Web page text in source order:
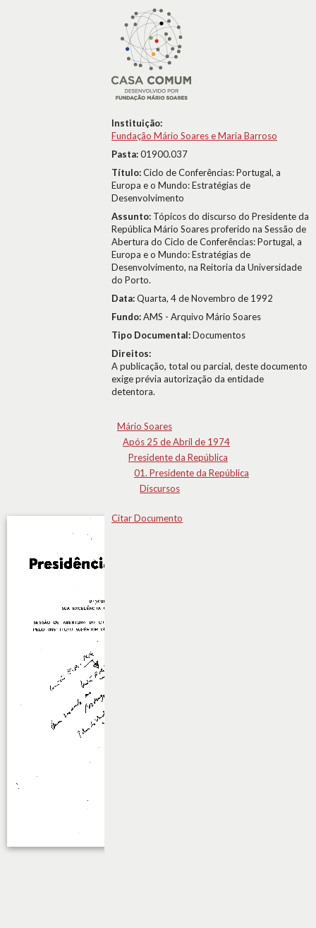
Instituição:
Fundação Mário Soares e Maria Barroso
Pasta:01900.037
Título:Ciclo de Conferências: Portugal, a
Europa e o Mundo: Estratégias de
Desenvolvimento
Assunto: Tópicos do discurso do Presidente da
República Mário Soares proferido na Sessão de
Abertura do Ciclo de Conferências: Portugal, a
Europa e o Mundo: Estratégias de
Desenvolvimento, na Reitoria da Universidade
do Porto.
Data:Quarta, 4 de Novembro de 1992
Fundo:AMS - Arquivo Mário Soares
Tipo Documental:Documentos
Direitos:
A publicação, total ou parcial, deste documento
exige prévia autorização da entidade
detentora.
Mário Soares
Após 25 de Abril de 1974
Presidente da República
01. Presidente da República
Discursos
Citar Documento